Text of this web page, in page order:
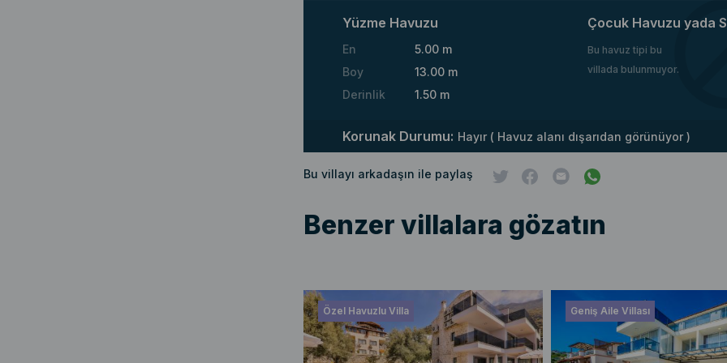
Yüzme Havuzu
En
5.00 m
Boy
13.00 m
Derinlik
1.50 m
Çocuk Havuzu yada
Bu havuz tipi bu
villada bulunmuyor.
Korunak Durumu: Hayır ( Havuz alanı dışarıdan görünüyor )
Bu villayı arkadaşın ile paylaş
Benzer villalara gözatın
Özel Havuzlu Villa Geniş Aile Villası